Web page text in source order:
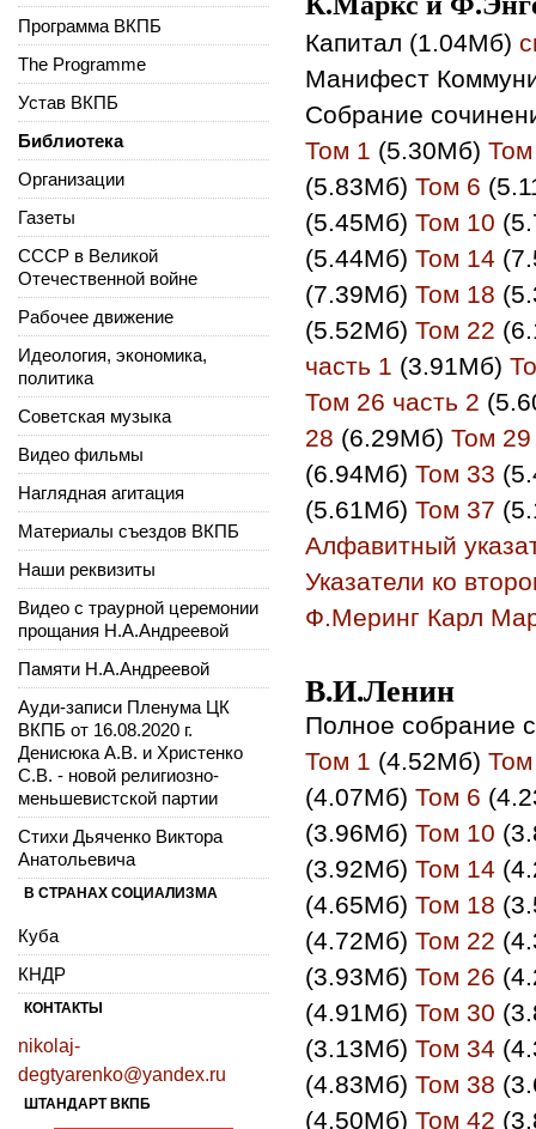
Капитал (1.04Мб)
Манифест
Cобрание
Том 1 (5.30Мб)
(5.83Мб) Том 6
(5.45Мб) Том 10
(5.44Мб) Том 14
(7.39Мб) Том 18
(5.52Мб) Том 22
часть 1 (3.91Мб)
Том 26 часть 2
28 (6.29Мб) Том 29
(6.94Мб) Том 33
(5.61Мб) Том 37
Алфавитный
Указатели ко
Ф.Меринг Карл
В.И.Ленин
Полное собрание
Том 1 (4.52Мб)
(4.07Мб) Том 6
(3.96Мб) Том 10
(3.92Мб) Том 14
(4.65Мб) Том 18
(4.72Мб) Том 22
(3.93Мб) Том 26
(4.91Мб) Том 30
(3.13Мб) Том 34
(4.83Мб) Том 38
(4.50Мб) Том 42
Программа ВКПБ
The Programme
Устав ВКПБ
Библиотека
Организации
Газеты
СССР в Великой
Отечественной войне
Рабочее движение
Идеология, экономика,
политика
Советская музыка
Видео фильмы
Наглядная агитация
Материалы съездов ВКПБ
Наши реквизиты
Видео с траурной церемонии
прощания Н.А.Андреевой
Памяти Н.А.Андреевой
Ауди-записи Пленума ЦК
ВКПБ от 16.08.2020 г.
Денисюка А.В. и Христенко
С.В. - новой религиозно-
меньшевистской партии
Стихи Дьяченко Виктора
Анатольевича
В СТРАНАХ СОЦИАЛИЗМА
Куба
КНДР
КОНТАКТЫ
nikolaj-
degtyarenko@yandex.ru
ШТАНДАРТ ВКПБ